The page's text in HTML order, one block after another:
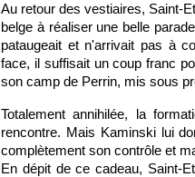
Au retour des vestiaires, Saint-
belge à réaliser une belle
pataugeait et n'arrivait pas à
face, il suffisait un coup franc
son camp de Perrin, mis sous
Totalement annihilée, la
rencontre. Mais Kaminski lui
complètement son contrôle et
En dépit de ce cadeau, Saint-